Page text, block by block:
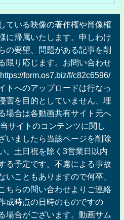
ている映像の著作権や肖像権
に帰属いたします。申しわけ
の要望、問題がある記事を削
限り応じます。お問い合わせ
form.os7.biz/f/c82c6596/
トへのアップロードは行なっ
害を目的としていません、埋
場合は各動画共有サイト元へ
サイトのコンテンツに関し
いましたら当該ページを削除
。土日祝を除く3営業日以内
る予定です。不慮による事故
いこともありますので何卒、
ちらの問い合わせよりご連絡
成時点の日時のものですの
場合がございます。動画サム